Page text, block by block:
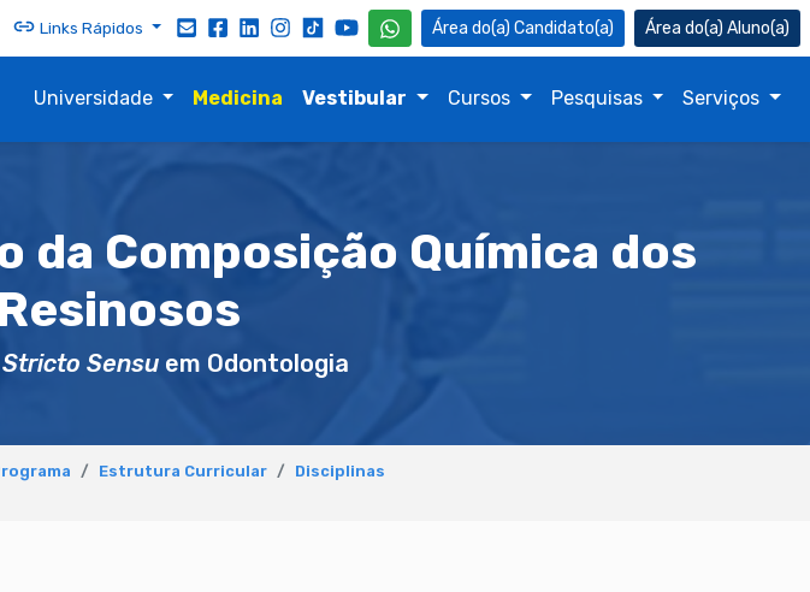
Links Rápidos Candidato(a) Aluno(a)
Universidade Medicina Vestibular Cursos Pesquisas Serviços
da Composição Química dos
Stricto Sensu em Odontologia
Estrutura Curricular
Disciplinas